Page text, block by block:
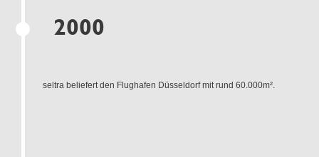
2000
seltra beliefert den Flughafen Düsseldorf mit rund 60.000m².